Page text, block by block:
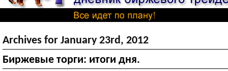
Archives for January 23rd, 2012
Биржевые торги: итоги дня.